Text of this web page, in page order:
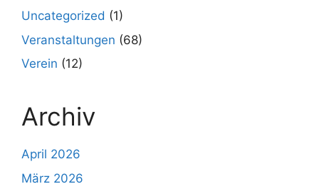
Uncategorized (1)
Veranstaltungen (68)
Verein (12)
Archiv
April 2026
März 2026